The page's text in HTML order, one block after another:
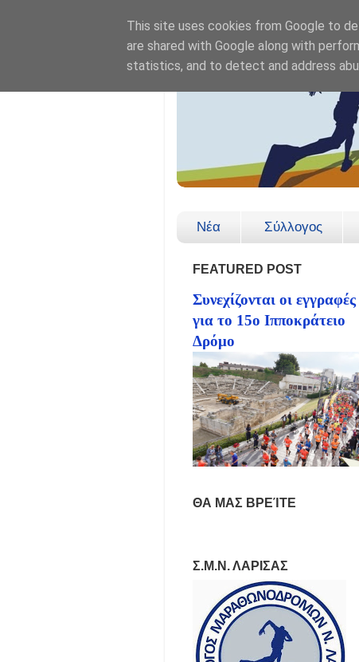
Νέα Σύλλογος
FEATURED POST
Συνεχίζονται οι εγγραφές
για το 15ο Ιπποκράτειο
Δρόμο
ΘΑ ΜΑΣ ΒΡΕΊΤΕ
Σ.Μ.Ν. ΛΑΡΙΣΑΣ
This site uses cookies from Google to
are shared with Google along with
statistics, and to detect and address